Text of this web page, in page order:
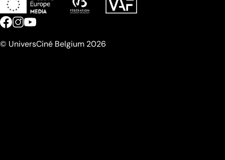
© UniversCiné Belgium 2026